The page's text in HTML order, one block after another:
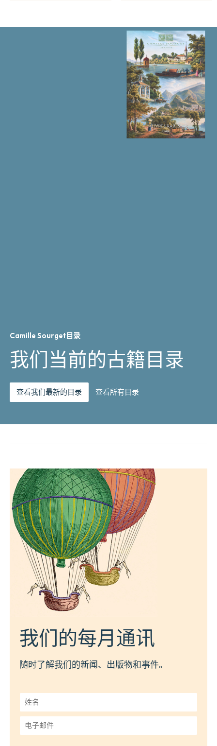
Camille Sourget目录
我们当前的古籍目录
查看我们最新的目录 查看所有目录
我们的每月通讯
随时了解我们的新闻、出版物和事件。
姓
名
*
子